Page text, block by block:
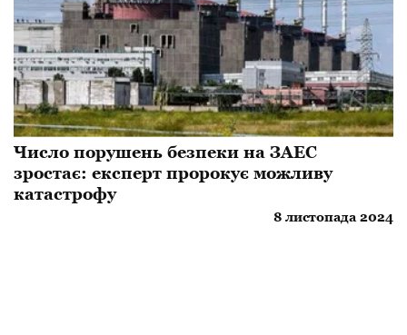
Число порушень безпеки на ЗАЕС
зростає: експерт пророкує можливу
катастрофу
8 листопада 2024